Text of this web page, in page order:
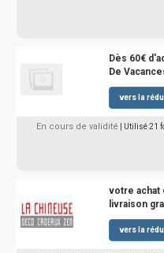
Dès 60€
De
vers la
En cours de validité | Utilisé 21
votre achat
livraison
vers la